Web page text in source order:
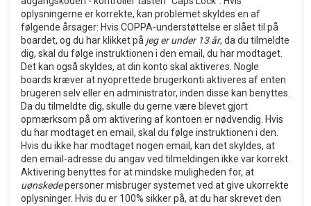
oplysningerne er korrekte, kan problemet skyldes en af
følgende årsager: Hvis COPPA-understøttelse er slået til på
boardet, og du har klikket på jeg er under 13 år, da du tilmeldte
dig, skal du følge instruktionen i den email, du har modtaget.
Det kan også skyldes, at din konto skal aktiveres. Nogle
boards kræver at nyoprettede brugerkonti aktiveres af enten
brugeren selv eller en administrator, inden disse kan benyttes.
Da du tilmeldte dig, skulle du gerne være blevet gjort
opmærksom på om aktivering af kontoen er nødvendig. Hvis
du har modtaget en email, skal du følge instruktionen i den.
Hvis du ikke har modtaget nogen email, kan det skyldes, at
den email-adresse du angav ved tilmeldingen ikke var korrekt.
Aktivering benyttes for at mindske muligheden for, at
uønskedepersoner misbruger systemet ved at give ukorrekte
oplysninger. Hvis du er 100% sikker på, at du har skrevet den